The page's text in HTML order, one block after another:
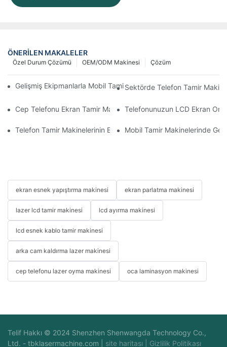
ÖNERILEN MAKALELER
Çözüm
OEM/ODM Makinesi
Özel Durum Çözümü
Gelişmiş Ekipmanlarla Mobil Tamir İş Akışınızı Nasıl
Sektörde Telefon Tamir
Cep Telefonu Ekran Tamir Makineniz İçin Doğru Aksesuarları
Telefonunuzun LCD Ekran
Telefon Tamir Makinelerinin Ekran ve Batarya Değişiminde
Mobil Tamir Makinelerinde
ekran esnek yapıştırma makinesi ekran parlatma makinesi
lazer lcd tamir makinesi lcd ayırma makinesi
lcd esnek kablo tamir makinesi
arka cam kaldırma lazer makinesi
cep telefonu lazer oyma makinesi oca laminasyon makinesi
Telif Hakkı © 2024 Shenzhen Shenwangda Technology Co.,
Ltd. - tbklasermachine.com site haritası Gizlilik Politikası